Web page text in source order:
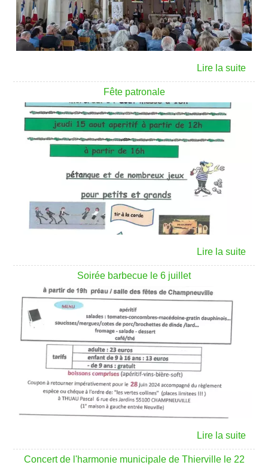
Fête patronale
Soirée barbecue le 6 juillet
Concert de l'harmonie municipale de Thierville le 22